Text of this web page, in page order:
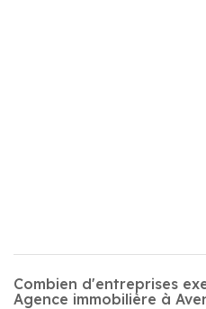
Combien d'entreprises
Agence immobilière à